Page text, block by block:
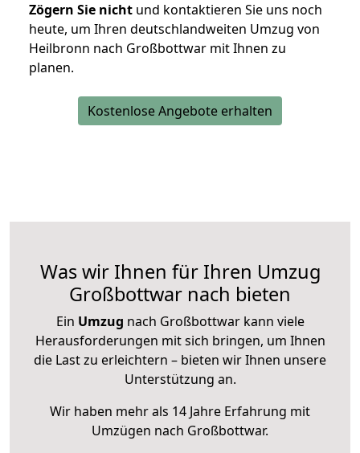
Zögern Sie nicht und kontaktieren Sie uns noch
heute, um Ihren deutschlandweiten Umzug von
Heilbronn nach Großbottwar mit Ihnen zu
planen.
Kostenlose Angebote erhalten
Was wir Ihnen für Ihren Umzug
Großbottwar nach bieten
Ein Umzug nach Großbottwar kann viele
Herausforderungen mit sich bringen, um Ihnen
die Last zu erleichtern – bieten wir Ihnen unsere
Unterstützung an.
Wir haben mehr als 14 Jahre Erfahrung mit
Umzügen nach Großbottwar.